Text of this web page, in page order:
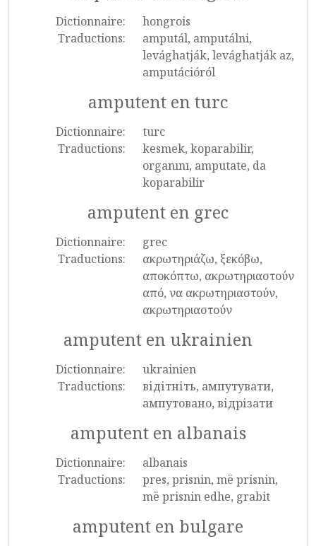
Dictionnaire:
hongrois
Traductions:
amputál, amputálni,
levághatják, levághatják az,
amputációról
amputent en turc
Dictionnaire:
turc
Traductions:
kesmek, koparabilir,
organını, amputate, da
koparabilir
amputent en grec
Dictionnaire:
grec
Traductions:
ακρωτηριάζω, ξεκόβω,
αποκόπτω, ακρωτηριαστούν
από, να ακρωτηριαστούν,
ακρωτηριαστούν
amputent en ukrainien
Dictionnaire:
ukrainien
Traductions:
відітніть, ампутувати,
ампутовано, відрізати
amputent en albanais
Dictionnaire:
albanais
Traductions:
pres, prisnin, më prisnin,
më prisnin edhe, grabit
amputent en bulgare